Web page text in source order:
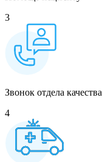
3
Звонок отдела качества
4